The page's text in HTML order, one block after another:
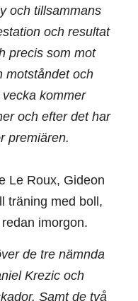
och tillsammans
och resultat
precis som mot
motståndet och
kommer
och efter det har
premiären.
Le Roux, Gideon
träning med boll,
imorgon.
de tre nämnda
Krezic och
Samt de två